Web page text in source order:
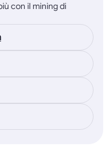
con il mining di